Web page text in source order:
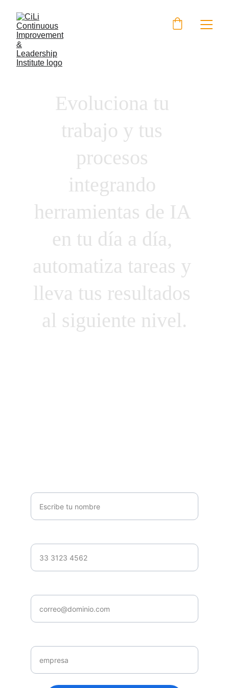
Evoluciona tu
trabajo y tus
procesos
integrando
herramientas de IA
en tu día a día,
automatiza tareas y
lleva tus resultados
al siguiente nivel.